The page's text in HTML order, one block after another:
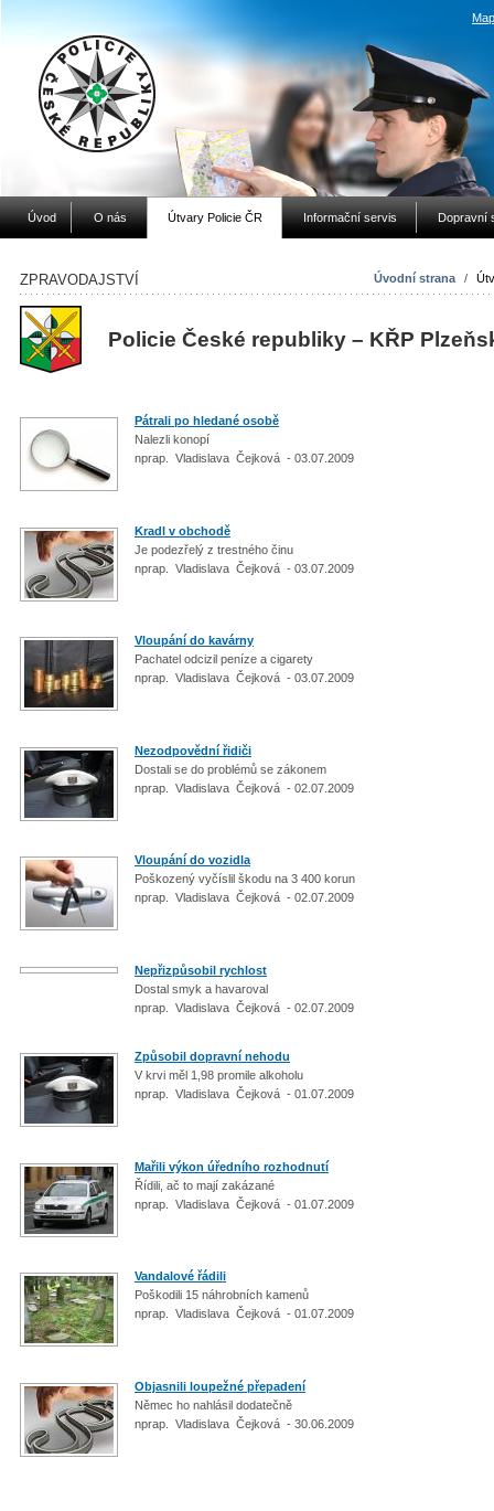
Úvod O nás Útvary Policie ČR Informační servis Dopravní
Úvodní strana /
ZPRAVODAJSTVÍ
Policie České republiky – KŘP
Pátrali po hledané osobě
Nalezli konopí
nprap. Vladislava Čejková - 03.07.2009
Kradl v obchodě
Je podezřelý z trestného činu
nprap. Vladislava Čejková - 03.07.2009
Vloupání do kavárny
Pachatel odcizil peníze a cigarety
nprap. Vladislava Čejková - 03.07.2009
Nezodpovědní řidiči
Dostali se do problémů se zákonem
nprap. Vladislava Čejková - 02.07.2009
Vloupání do vozidla
Poškozený vyčíslil škodu na 3 400 korun
nprap. Vladislava Čejková - 02.07.2009
Nepřizpůsobil rychlost
Dostal smyk a havaroval
nprap. Vladislava Čejková - 02.07.2009
Způsobil dopravní nehodu
V krvi měl 1,98 promile alkoholu
nprap. Vladislava Čejková - 01.07.2009
Mařili výkon úředního rozhodnutí
Řídili, ač to mají zakázané
nprap. Vladislava Čejková - 01.07.2009
Vandalové řádili
Poškodili 15 náhrobních kamenů
nprap. Vladislava Čejková - 01.07.2009
Objasnili loupežné přepadení
Němec ho nahlásil dodatečně
nprap. Vladislava Čejková - 30.06.2009